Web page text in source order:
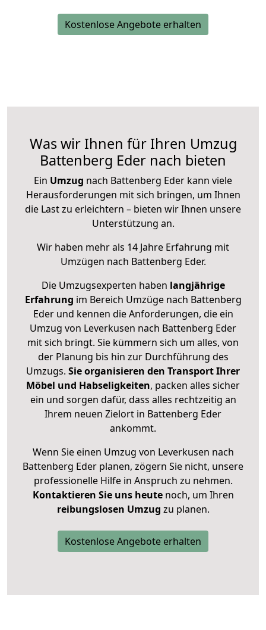
Kostenlose Angebote erhalten
Was wir Ihnen für Ihren Umzug
Battenberg Eder nach bieten
Ein Umzug nach Battenberg Eder kann viele
Herausforderungen mit sich bringen, um Ihnen
die Last zu erleichtern – bieten wir Ihnen unsere
Unterstützung an.
Wir haben mehr als 14 Jahre Erfahrung mit
Umzügen nach Battenberg Eder.
Die Umzugsexperten haben langjährige
Erfahrung im Bereich Umzüge nach Battenberg
Eder und kennen die Anforderungen, die ein
Umzug von Leverkusen nach Battenberg Eder
mit sich bringt. Sie kümmern sich um alles, von
der Planung bis hin zur Durchführung des
Umzugs. Sie organisieren den Transport Ihrer
Möbel und Habseligkeiten, packen alles sicher
ein und sorgen dafür, dass alles rechtzeitig an
Ihrem neuen Zielort in Battenberg Eder
ankommt.
Wenn Sie einen Umzug von Leverkusen nach
Battenberg Eder planen, zögern Sie nicht, unsere
professionelle Hilfe in Anspruch zu nehmen.
Kontaktieren Sie uns heutenoch, um Ihren
reibungslosen Umzug zu planen.
Kostenlose Angebote erhalten